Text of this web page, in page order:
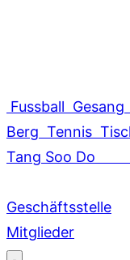
Fussball Gesang
Berg Tennis
Tang Soo Do
Geschäftsstelle
Mitglieder